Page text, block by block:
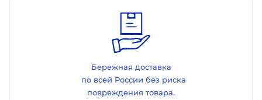
Бережная доставка
по всей России без риска
повреждения товара.